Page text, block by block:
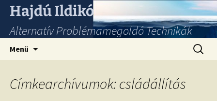
Hajdú Ildikó
Alternatív Problémamegoldó Technikák
Menü
Címkearchívumok: csládállítás